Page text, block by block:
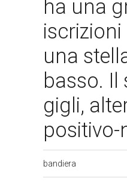
ha una
una
basso.
gigli,
bandiera